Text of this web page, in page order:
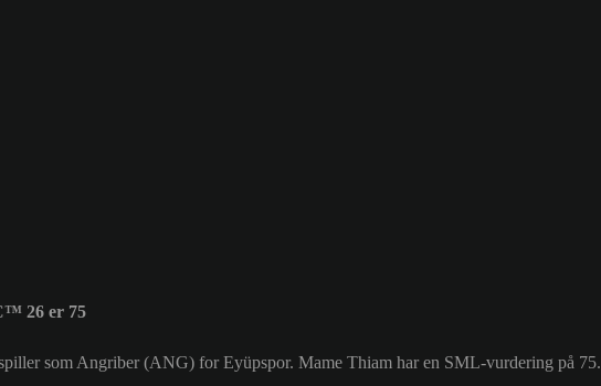
26 er 75
som Angriber (ANG) for Eyüpspor. Mame Thiam har en SML-vurdering på 75.